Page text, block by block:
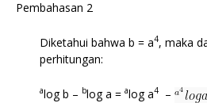
Pembahasan 2
Diketahui bahwa b = a4, maka
perhitungan:
alog b – blog a = alog a4 –